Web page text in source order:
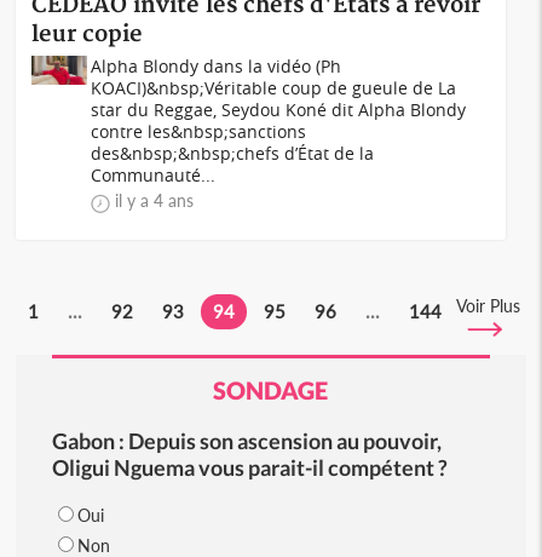
leur copie
Alpha Blondy dans la vidéo (Ph
KOACI)&nbsp;Véritable coup de gueule de La
star du Reggae, Seydou Koné dit Alpha Blondy
contre les&nbsp;sanctions
des&nbsp;&nbsp;chefs d’État de la
Communauté...
il y a 4 ans
1 ... 92 93 94 95 96 ... 144 Voir Plus
SONDAGE
Gabon : Depuis son ascension au pouvoir,
Oligui Nguema vous parait-il compétent ?
Oui
Non